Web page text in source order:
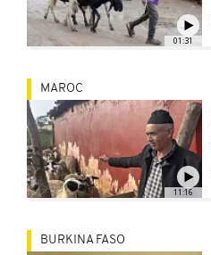
01:31
11:16
MAROC
BURKINA FASO